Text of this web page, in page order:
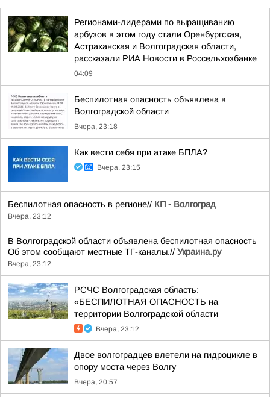
Регионами-лидерами по выращиванию
арбузов в этом году стали Оренбургская,
Астраханская и Волгоградская области,
рассказали РИА Новости в Россельхозбанке
04:09
Беспилотная опасность объявлена в
Волгоградской области
Вчера, 23:18
Как вести себя при атаке БПЛА?
Вчера, 23:15
Беспилотная опасность в регионе// КП - Волгоград
Вчера, 23:12
В Волгоградской области объявлена беспилотная опасность
Об этом сообщают местные ТГ-каналы.// Украина.ру
Вчера, 23:12
РСЧС Волгоградская область:
«БЕСПИЛОТНАЯ ОПАСНОСТЬ на
территории Волгоградской области
Вчера, 23:12
Двое волгоградцев влетели на гидроцикле в
опору моста через Волгу
Вчера, 20:57